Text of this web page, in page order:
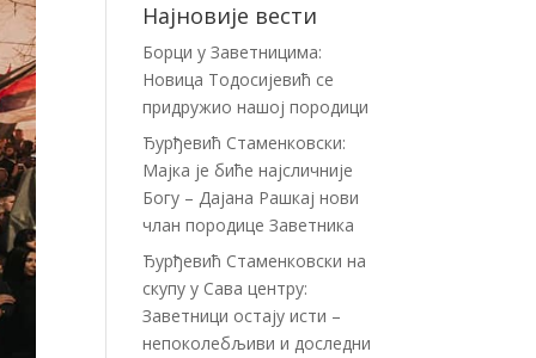
Најновије вести
Борци у Заветницима:
Новица Тодосијевић се
придружио нашој породици
Ђурђевић Стаменковски:
Мајка је биће најсличније
Богу – Дајана Рашкај нови
члан породице Заветника
Ђурђевић Стаменковски на
скупу у Сава центру:
Заветници остају исти –
непоколебљиви и доследни